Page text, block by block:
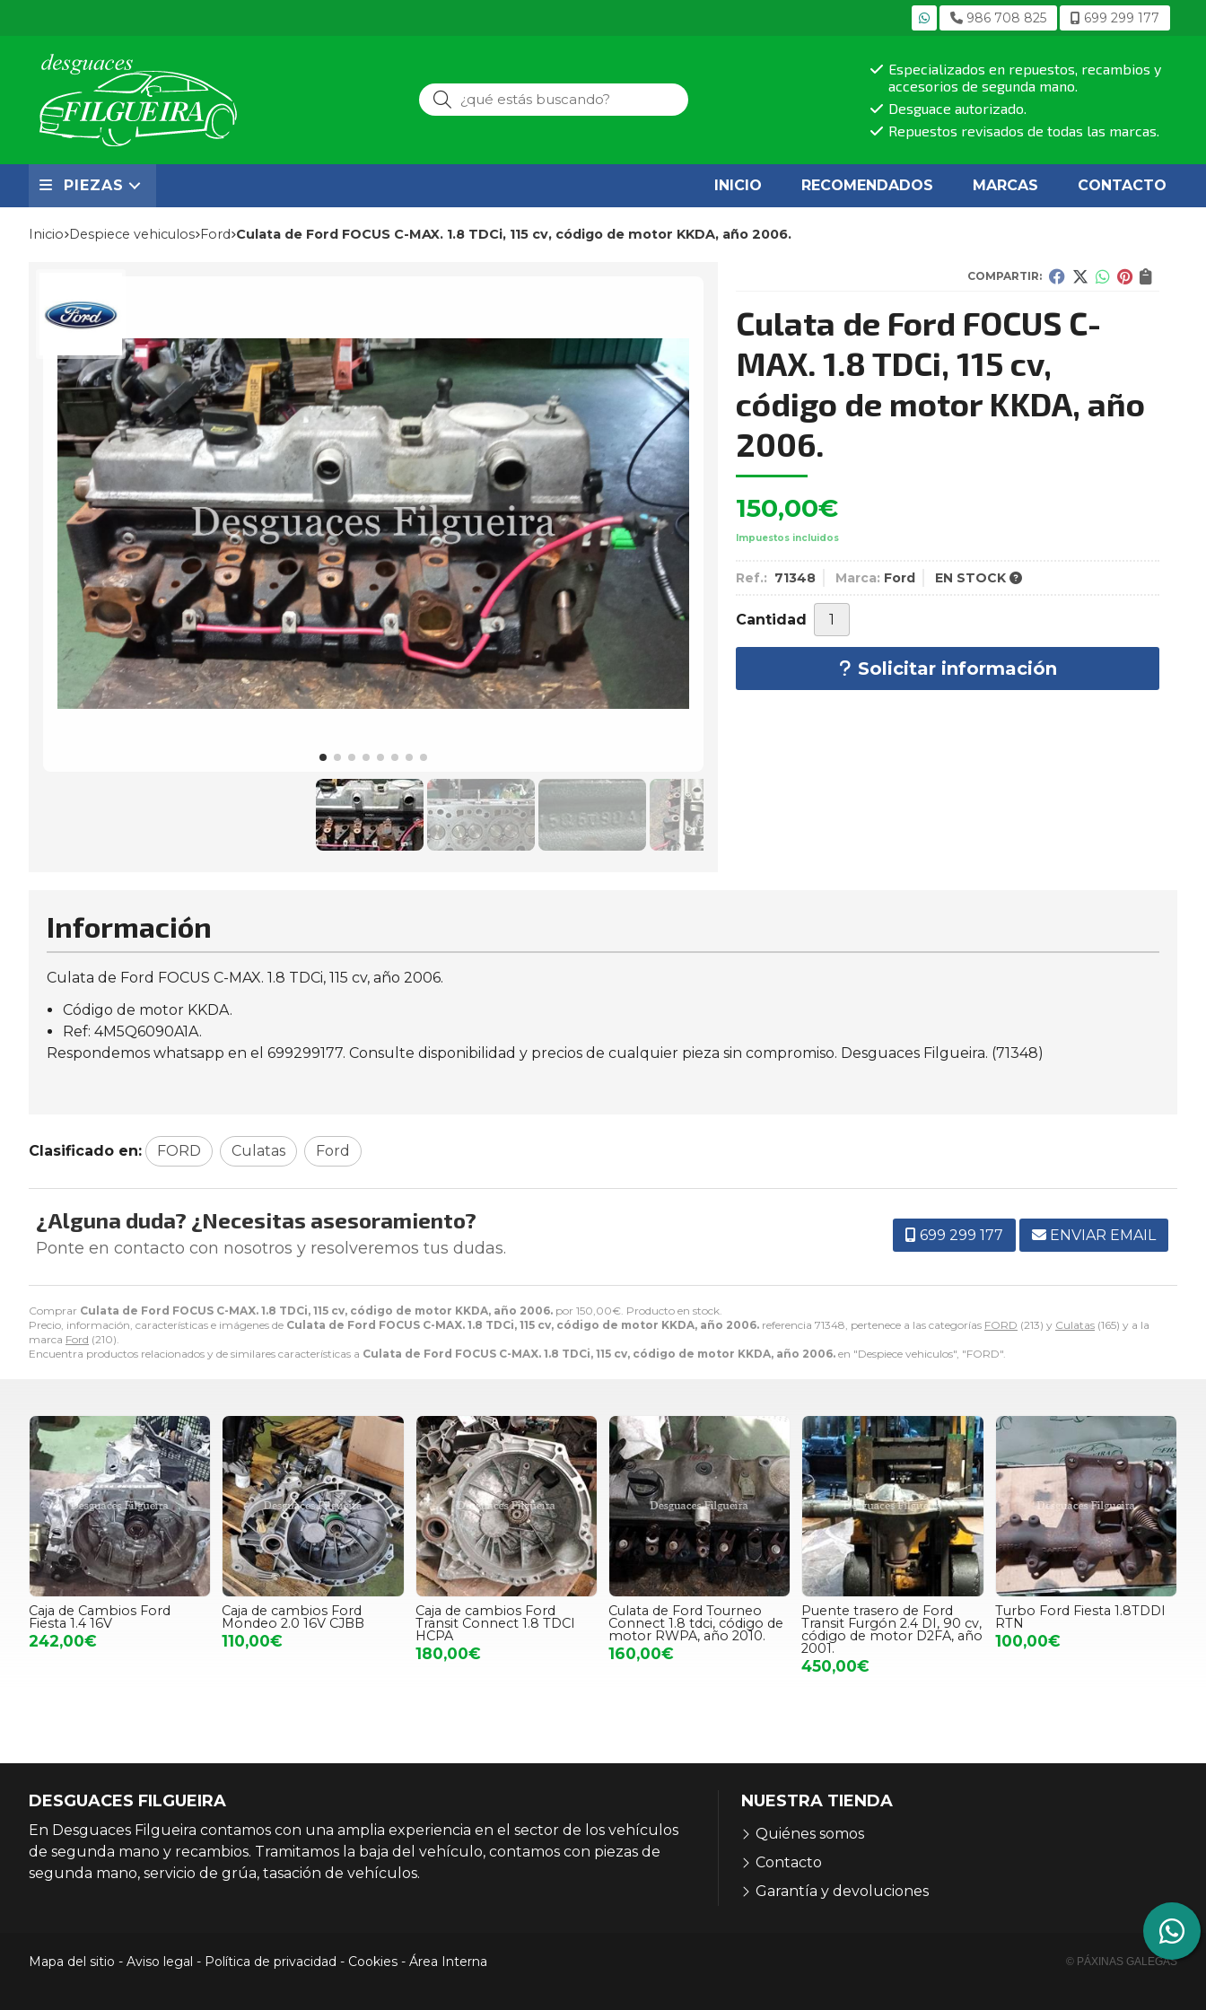
986 708 825 699 299 177
Buscar
Especializados en repuestos, recambios y
accesorios de segunda mano.
Desguace autorizado.
Repuestos revisados de todas las marcas.
PIEZAS INICIO RECOMENDADOS MARCAS CONTACTO
Inicio despiece vehiculos ford Culata de Ford FOCUS C-MAX. 1.8 TDCi, 115 cv, código de motor KKDA, año 2006.
COMPARTIR:
Culata de Ford FOCUS C-
MAX. 1.8 TDCi, 115 cv,
código de motor KKDA, año
2006.
150,00€
Impuestos incluidos
Ref.: 71348 Marca: Ford EN STOCK
Cantidad
Solicitar información
Comprar Culata de Ford FOCUS C-MAX. 1.8 TDCi, 115 cv, código de motor KKDA, año 2006. por 150,00€ . Producto en stock.
Precio, información, características e imágenes de Culata de Ford FOCUS C-MAX. 1.8 TDCi, 115 cv, código de motor KKDA, año 2006. referencia 71348, pertenece a las categorías FORD (213) y Culatas (165) y a la
marca Ford (210).
Encuentra productos relacionados y de similares características a Culata de Ford FOCUS C-MAX. 1.8 TDCi, 115 cv, código de motor KKDA, año 2006. en "Despiece vehiculos", "FORD".
Información
Culata de Ford FOCUS C-MAX. 1.8 TDCi, 115 cv, año 2006.
Código de motor KKDA.
Ref: 4M5Q6090A1A.
Respondemos whatsapp en el 699299177. Consulte disponibilidad y precios de cualquier pieza sin compromiso. Desguaces Filgueira. (71348)
Clasificado en: FORD Culatas Ford
¿Alguna duda? ¿Necesitas asesoramiento?
Ponte en contacto con nosotros y resolveremos tus dudas.
699 299 177 ENVIAR EMAIL
Caja de Cambios Ford
Fiesta 1.4 16V
242,00€
Caja de cambios Ford
Mondeo 2.0 16V CJBB
110,00€
Caja de cambios Ford
Transit Connect 1.8 TDCI
HCPA
180,00€
Culata de Ford Tourneo
Connect 1.8 tdci, código de
motor RWPA, año 2010.
160,00€
Puente trasero de Ford
Transit Furgón 2.4 DI, 90 cv,
código de motor D2FA, año
2001.
450,00€
Turbo Ford Fiesta 1.8TDDI
RTN
100,00€
DESGUACES FILGUEIRA
En Desguaces Filgueira contamos con una amplia experiencia en el sector de los vehículos
de segunda mano y recambios. Tramitamos la baja del vehículo, contamos con piezas de
segunda mano, servicio de grúa, tasación de vehículos.
NUESTRA TIENDA
Quiénes somos
Contacto
Garantía y devoluciones
Mapa del sitio - Aviso legal - Política de privacidad - Cookies - Área Interna © PÁXINAS GALEGAS